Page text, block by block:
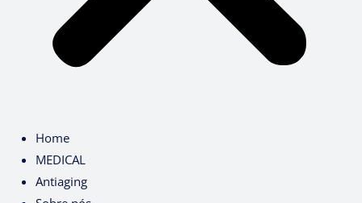
Home
MEDICAL
Antiaging